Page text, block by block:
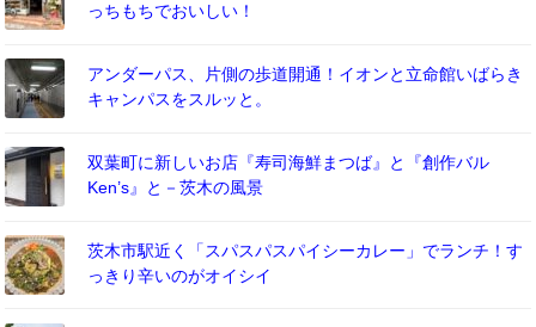
っちもちでおいしい！
アンダーパス、片側の歩道開通！イオンと立命館いばらき
キャンパスをスルッと。
双葉町に新しいお店『寿司海鮮まつば』と『創作バル
Ken’s』と－茨木の風景
茨木市駅近く「スパスパスパイシーカレー」でランチ！す
っきり辛いのがオイシイ